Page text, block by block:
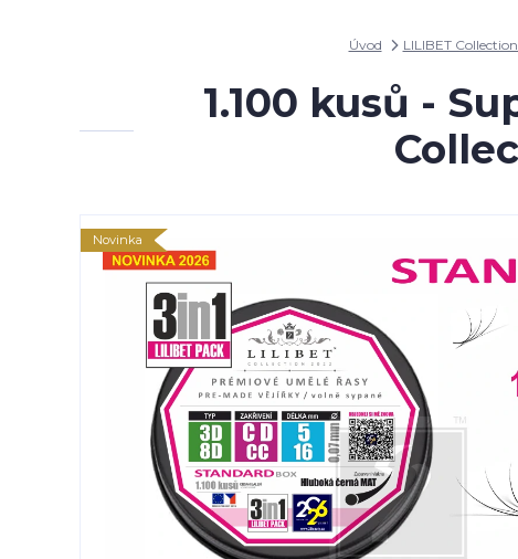
Úvod LILIBET
1.100 kusů -
Novinka